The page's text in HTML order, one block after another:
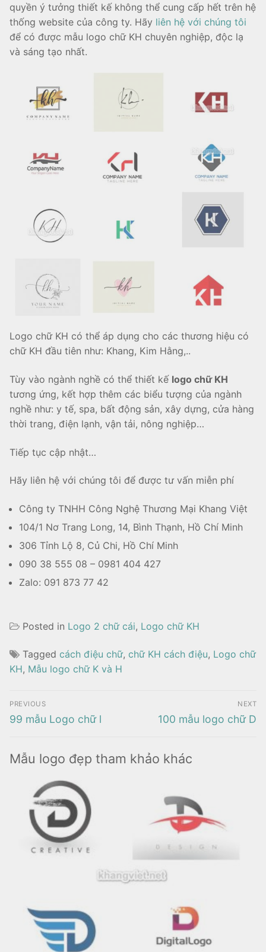
quyền ý tưởng thiết kế không thể cung cấp hết trên hệ
thống website của công ty. Hãy liên hệ với chúng tôi
để có được mẫu logo chữ KH chuyên nghiệp, độc lạ
và sáng tạo nhất.
Logo chữ KH có thể áp dụng cho các thương hiệu có
chữ KH đầu tiên như: Khang, Kim Hằng,..
Tùy vào ngành nghề có thể thiết kế logo chữ KH
tương ứng, kết hợp thêm các biểu tượng của ngành
nghề như: y tế, spa, bất động sản, xây dựng, cửa hàng
thời trang, điện lạnh, vận tải, nông nghiệp…
Tiếp tục cập nhật…
Hãy liên hệ với chúng tôi để được tư vấn miễn phí
Công ty TNHH Công Nghệ Thương Mại Khang Việt
104/1 Nơ Trang Long, 14, Bình Thạnh, Hồ Chí Minh
306 Tỉnh Lộ 8, Củ Chi, Hồ Chí Minh
090 38 555 08 – 0981 404 427
Zalo: 091 873 77 42
Posted in Logo 2 chữ cái, Logo chữ KH
Tagged cách điệu chữ, chữ KH cách điệu, Logo chữ
KH, Mẫu logo chữ K và H
Điều
hướng
viết
PREVIOUS
Previous
99 mẫu Logo chữ l
NEXT
Next
100 mẫu logo chữ D
Mẫu logo đẹp tham khảo khác